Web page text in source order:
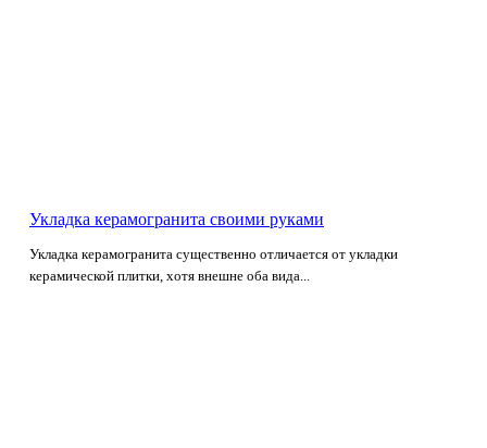
Укладка керамогранита своими руками
Укладка керамогранита существенно отличается от укладки
керамической плитки, хотя внешне оба вида...